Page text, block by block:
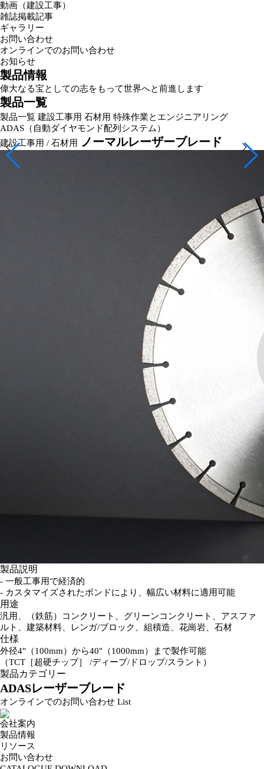
動画（建設工事）
雑誌掲載記事
ギャラリー
お問い合わせ
オンラインでのお問い合わせ
お知らせ
製品情報
偉大なる宝としての志をもって世界へと前進します
製品一覧
製品一覧 建設工事用 石材用 特殊作業とエンジニアリング
ADAS（自動ダイヤモンド配列システム）
建設工事用 / 石材用
ノーマルレーザーブレード
製品説明
- 一般工事用で経済的
- カスタマイズされたボンドにより、幅広い材料に適用可能
用途
汎用、（鉄筋）コンクリート、グリーンコンクリート、アスファ
ルト、建築材料、レンガ/ブロック、組積造、花崗岩、石材
仕様
外径4"（100mm）から40"（1000mm）まで製作可能
（TCT［超硬チップ］ /ディープ/ドロップ/スラント）
製品カテゴリー
ADASレーザーブレード
オンラインでのお問い合わせ List
会社案内
製品情報
リソース
お問い合わせ